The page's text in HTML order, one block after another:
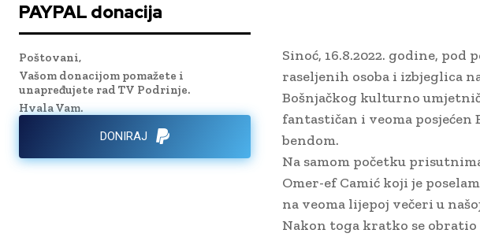
PAYPAL donacija
Poštovani,
Vašom donacijom pomažete i
unapređujete rad TV Podrinje.
Hvala Vam.
DONIRAJ
Sinoć, 16.8.2022. godine,
raseljenih osoba i izbjeglica
Bošnjačkog kulturno
fantastičan i veoma
bendom.
Na samom početku
Omer-ef Camić koji je
na veoma lijepoj večeri u
Nakon toga kratko se obratio